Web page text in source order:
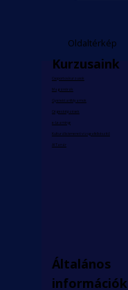
Oldaltérkép
Kurzusaink
Csoportos kurzusok
Magánórák
Gyerektanfolyamok
Céges képzések
e-Learning
Kulturális ismereti vizsgafelkészítő
AI Tanár
Általános
információk